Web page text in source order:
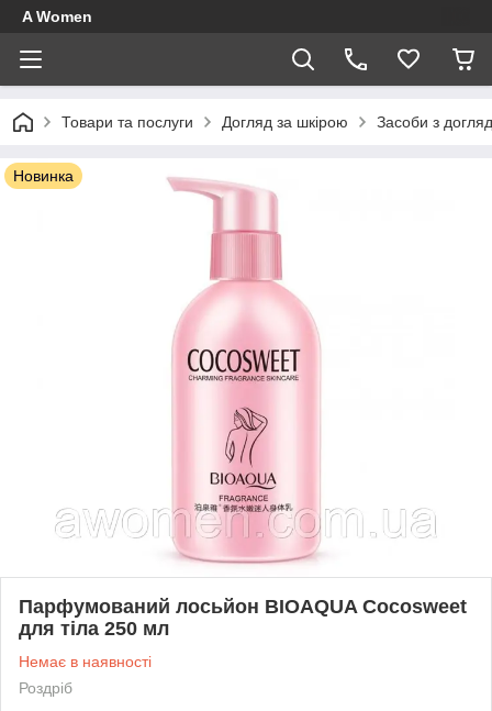
A Women
Товари та послуги Догляд за шкірою Засоби з
Новинка
Парфумований лосьйон BIOAQUA Cocosweet
для тіла 250 мл
Немає в наявності
Роздріб